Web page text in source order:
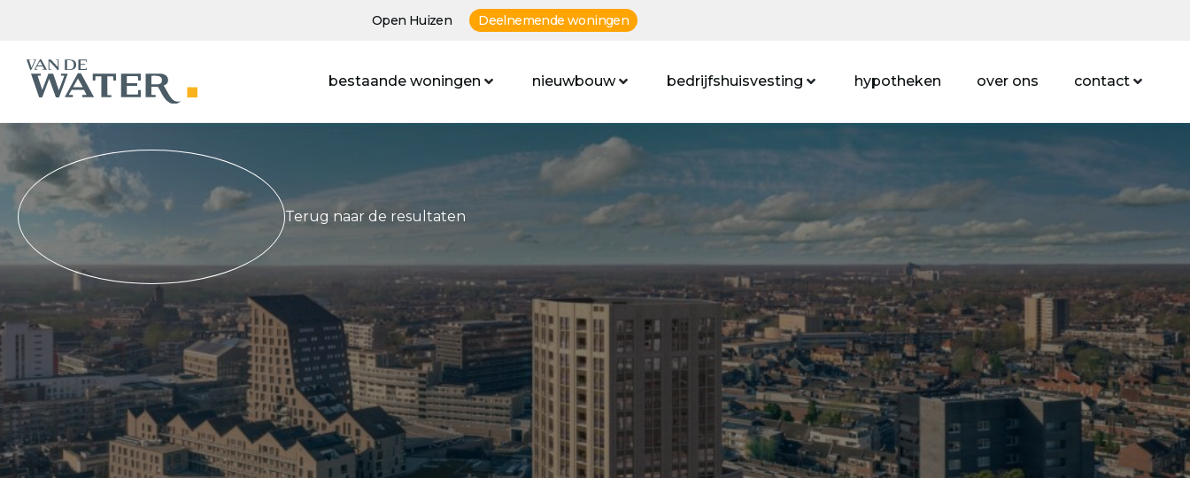
Open Huizen Deelnemende woningen
bestaande woningen nieuwbouw bedrijfshuisvesting hypotheken over ons contact
Terug naar de resultaten